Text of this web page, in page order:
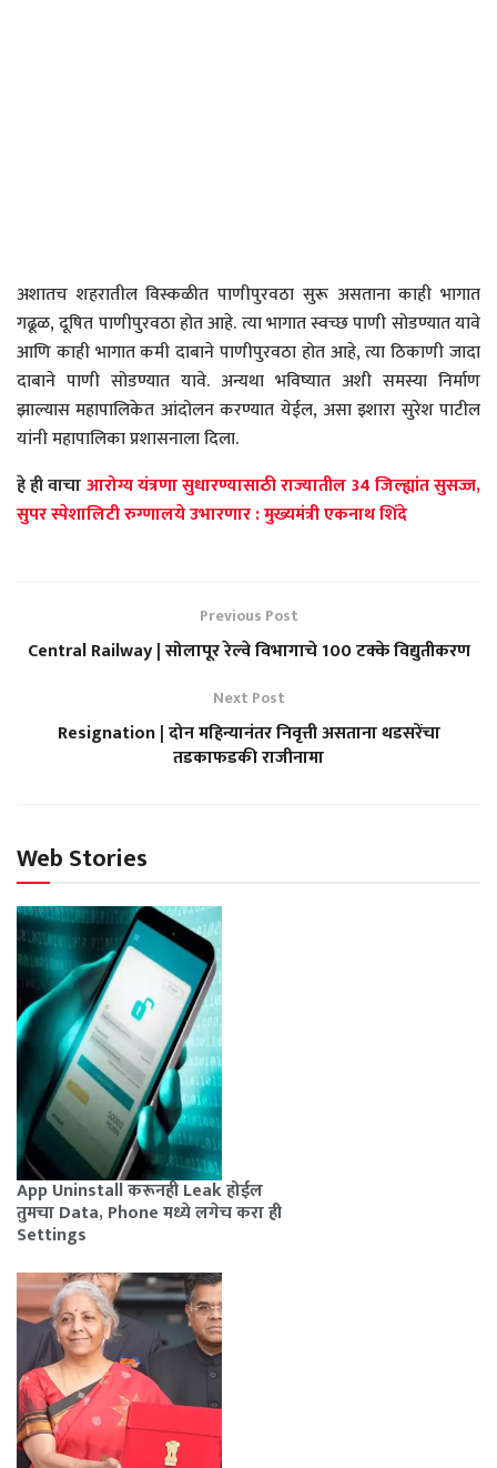
अशातच शहरातील विस्कळीत पाणीपुरवठा सुरू असताना काही भागात
गढूळ, दूषित पाणीपुरवठा होत आहे. त्या भागात स्वच्छ पाणी सोडण्यात यावे
आणि काही भागात कमी दाबाने पाणीपुरवठा होत आहे, त्या ठिकाणी जादा
दाबाने पाणी सोडण्यात यावे. अन्यथा भविष्यात अशी समस्या निर्माण
झाल्यास महापालिकेत आंदोलन करण्यात येईल, असा इशारा सुरेश पाटील
यांनी महापालिका प्रशासनाला दिला.
हे ही वाचाआरोग्य यंत्रणा सुधारण्यासाठी राज्यातील 34 जिल्ह्यांत सुसज्ज,
सुपर स्पेशालिटी रुग्णालये उभारणार : मुख्यमंत्री एकनाथ शिंदे
Previous Post
Central Railway | सोलापूर रेल्वे विभागाचे 100 टक्के विद्युतीकरण
Next Post
Resignation | दोन महिन्यानंतर निवृत्ती असताना थडसरेंचा
तडकाफडकी राजीनामा
Web Stories
App Uninstall करूनही Leak होईल
तुमचा Data, Phone मध्ये लगेच करा ही
Settings